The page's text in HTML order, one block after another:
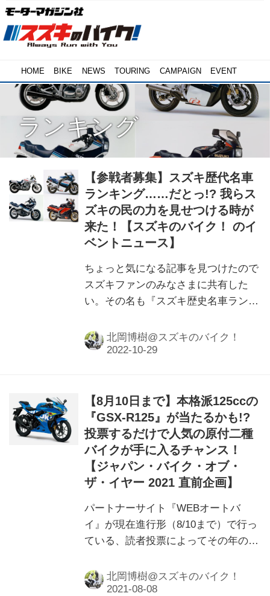
HOME BIKE NEWS TOURING CAMPAIGN EVENT
ランキング
【参戦者募集】スズキ歴代名車
ランキング……だとっ!? 我らス
ズキの民の力を見せつける時が
来た！【スズキのバイク！ のイ
ベントニュース】
ちょっと気になる記事を見つけたので
スズキファンのみなさまに共有した
い。その名も『スズキ歴史名車ランキ
ないな。北岡博樹@スズキのバイク！
【8月10日まで】本格派125ccの
『GSX-R125』が当たるかも!?
投票するだけで人気の原付二種
バイクが手に入るチャンス！
【ジャパン・バイク・オブ・
ザ・イヤー 2021 直前企画】
パートナーサイト『WEBオートバ
イ』が現在進行形（8/10まで）で行っ
ている、読者投票によってその年の人
バイク・オブ・ザ・イヤー 2021」な
んですが……実は投票すると『GSX-
北岡博樹@スズキのバイク！